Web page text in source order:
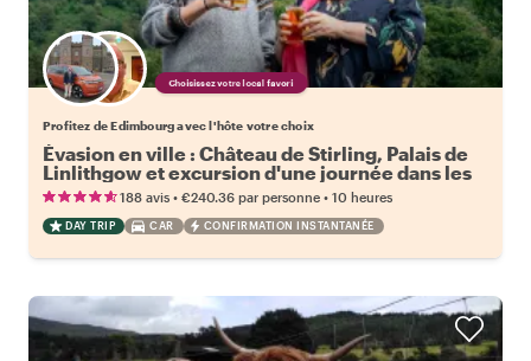
Choisissez votre local favori
Profitez de Edimbourg avec l'hôte votre choix
Évasion en ville : Château de Stirling, Palais de
Linlithgow et excursion d'une journée dans les
Highlands188 avis • €240.36 par personne • 10 heures
DAY TRIP CAR CONFIRMATION INSTANTANÉE